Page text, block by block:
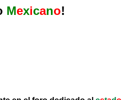
Mexicano!